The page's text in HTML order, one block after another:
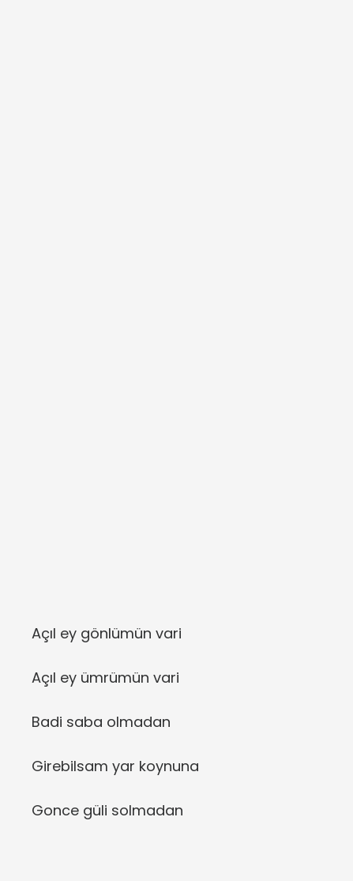
Açıl ey gönlümün vari
Açıl ey ümrümün vari
Badi saba olmadan
Girebilsam yar koynuna
Gonce güli solmadan